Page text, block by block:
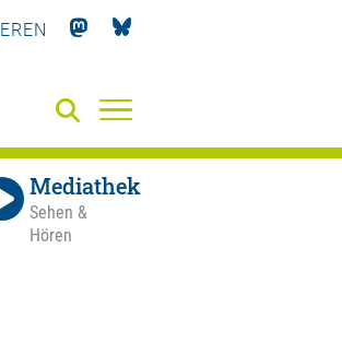
Mediathek
Sehen &
Hören